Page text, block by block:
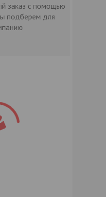
заказ с помощью
подберем для